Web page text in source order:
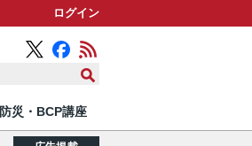
ログイン
防災・BCP講座